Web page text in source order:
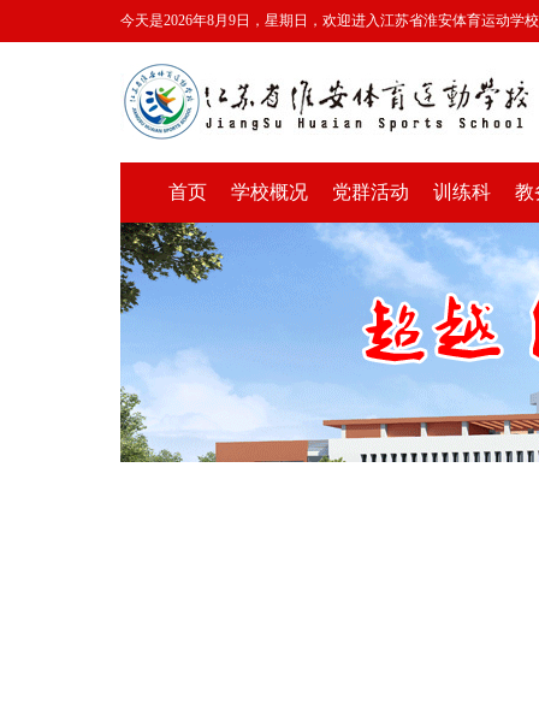
今天是2026年8月9日，星期日，欢迎进入江苏省淮安体育运动学
首页 学校概况 党群活动 训练科 教